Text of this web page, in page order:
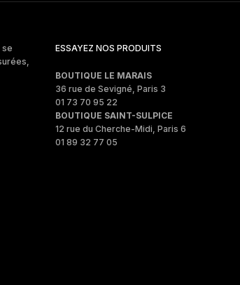
se
ESSAYEZ NOS PRODUITS
BOUTIQUE LE MARAIS
36 rue de Sevigné, Paris 3
01 73 70 95 22
BOUTIQUE SAINT-SULPICE
12 rue du Cherche-Midi, Paris 6
01 89 32 77 05